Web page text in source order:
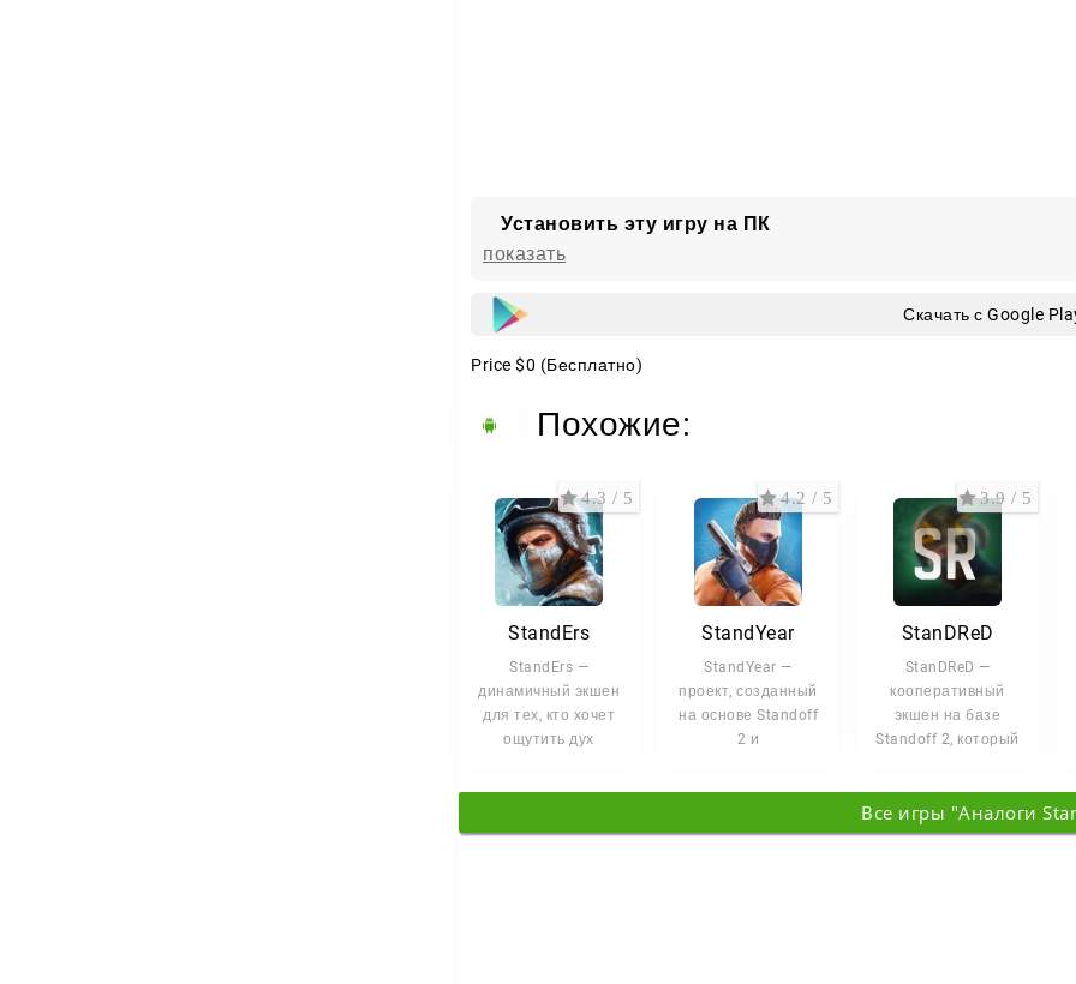
Установить эту игру на ПК
показать
Скачать с Google
Price $0 (Бесплатно)
Похожие:
StandErs
StandErs —
динамичный экшен
для тех, кто хочет
ощутить дух
4.3 / 5
StandYear
StandYear —
проект, созданный
на основе Standoff
2 и
4.2 / 5
StanDReD
StanDReD —
кооперативный
экшен на базе
Standoff 2, который
взгляд на
3.9 / 5
Все игры "Аналоги